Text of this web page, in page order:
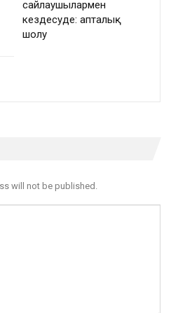
сайлаушылармен
кездесуде: апталық
шолу
will not be published.